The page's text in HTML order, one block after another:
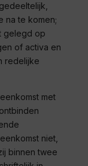
na te komen;
gelegd op
of activa en
redelijke
met
niet,
binnen twee